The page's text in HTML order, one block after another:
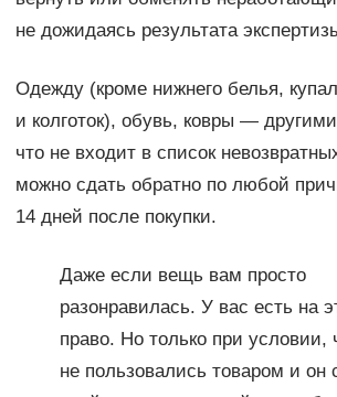
не дожидаясь результата
Одежду (кроме нижнего белья,
и колготок), обувь, ковры —
что не входит в список
можно сдать обратно по любой
14 дней после покупки.
Даже если вещь вам просто
разонравилась. У вас есть на
право. Но только при
не пользовались товаром и он